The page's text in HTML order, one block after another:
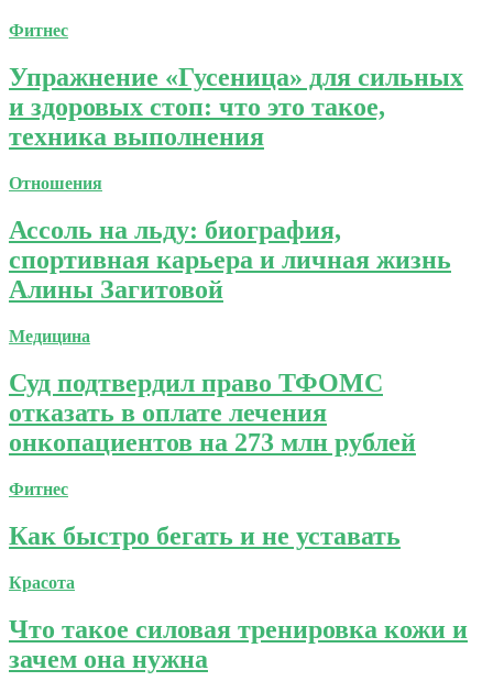
Фитнес
Упражнение «Гусеница» для сильных
и здоровых стоп: что это такое,
техника выполнения
Отношения
Ассоль на льду: биография,
спортивная карьера и личная жизнь
Алины Загитовой
Медицина
Суд подтвердил право ТФОМС
отказать в оплате лечения
онкопациентов на 273 млн рублей
Фитнес
Как быстро бегать и не уставать
Красота
Что такое силовая тренировка кожи и
зачем она нужна